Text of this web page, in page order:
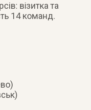
візитка та
14 команд.